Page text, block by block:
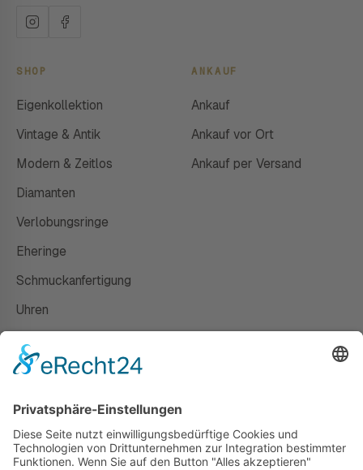
SHOP
Eigenkollektion
Vintage & Antik
Modern & Zeitlos
Diamanten
Verlobungsringe
Eheringe
Schmuckanfertigung
Uhren
ANKAUF
Ankauf
Ankauf vor Ort
Ankauf per Versand
Susanne Steiger
Geschäfte